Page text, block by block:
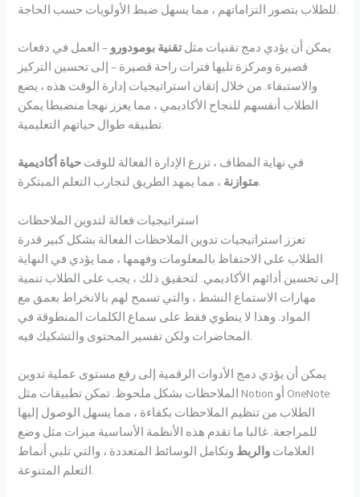
للطلاب بتصور التزاماتهم ، مما يسهل ضبط الأولويات حسب الحاجة.
يمكن أن يؤدي دمج تقنيات مثلتقنية بومودورو – العمل في دفعات
قصيرة ومركزة تليها فترات راحة قصيرة – إلى تحسين التركيز
والاستبقاء. من خلال إتقان استراتيجيات إدارة الوقت هذه ، يضع
الطلاب أنفسهم للنجاح الأكاديمي ، مما يعزز نهجا منضبطا يمكن
تطبيقه طوال حياتهم التعليمية.
في نهاية المطاف ، تزرع الإدارة الفعالة للوقت حياة أكاديمية
متوازنة، مما يمهد الطريق لتجارب التعلم المبتكرة.
استراتيجيات فعالة لتدوين الملاحظات
تعزز استراتيجيات تدوين الملاحظات الفعالة بشكل كبير قدرة
الطلاب على الاحتفاظ بالمعلومات وفهمها ، مما يؤدي في النهاية
إلى تحسين أدائهم الأكاديمي. لتحقيق ذلك ، يجب على الطلاب تنمية
مهارات الاستماع النشط ، والتي تسمح لهم بالانخراط بعمق مع
المواد. وهذا لا ينطوي فقط على سماع الكلمات المنطوقة في
المحاضرات ولكن تفسير المحتوى والتشكيك فيه.
يمكن أن يؤدي دمج الأدوات الرقمية إلى رفع مستوى عملية تدوين
الملاحظات بشكل ملحوظ. تمكن تطبيقات مثل Notion أو OneNote
الطلاب من تنظيم الملاحظات بكفاءة ، مما يسهل الوصول إليها
للمراجعة. غالبا ما تقدم هذه الأنظمة الأساسية ميزات مثل وضع
العلامات والربط وتكامل الوسائط المتعددة ، والتي تلبي أنماط
التعلم المتنوعة.